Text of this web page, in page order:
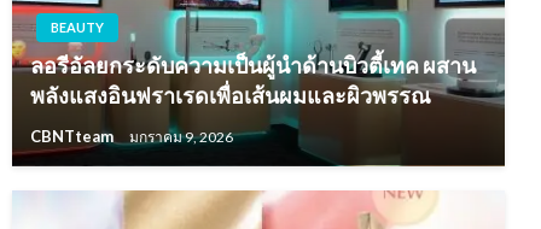
BEAUTY
ลอรีอัลยกระดับความเป็นผู้นำด้านบิวตี้เทค ผสาน
พลังแสงอินฟราเรดเพื่อเส้นผมและผิวพรรณ
CBNTteam มกราคม 9, 2026